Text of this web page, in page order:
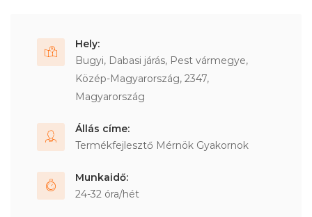
Hely:
Bugyi, Dabasi járás, Pest vármegye,
Közép-Magyarország, 2347,
Magyarország
Állás címe:
Termékfejlesztő Mérnök Gyakornok
Munkaidő:
24-32 óra/hét